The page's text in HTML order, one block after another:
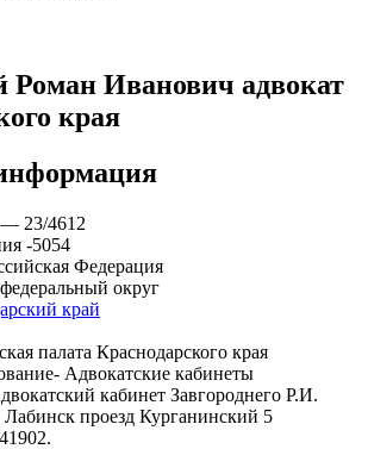
Роман Иванович адвокат
края
23/4612
-5054
Федерация
округ
край
палата Краснодарского края
Адвокатские кабинеты
кабинет Завгороднего Р.И.
проезд Курганинский 5